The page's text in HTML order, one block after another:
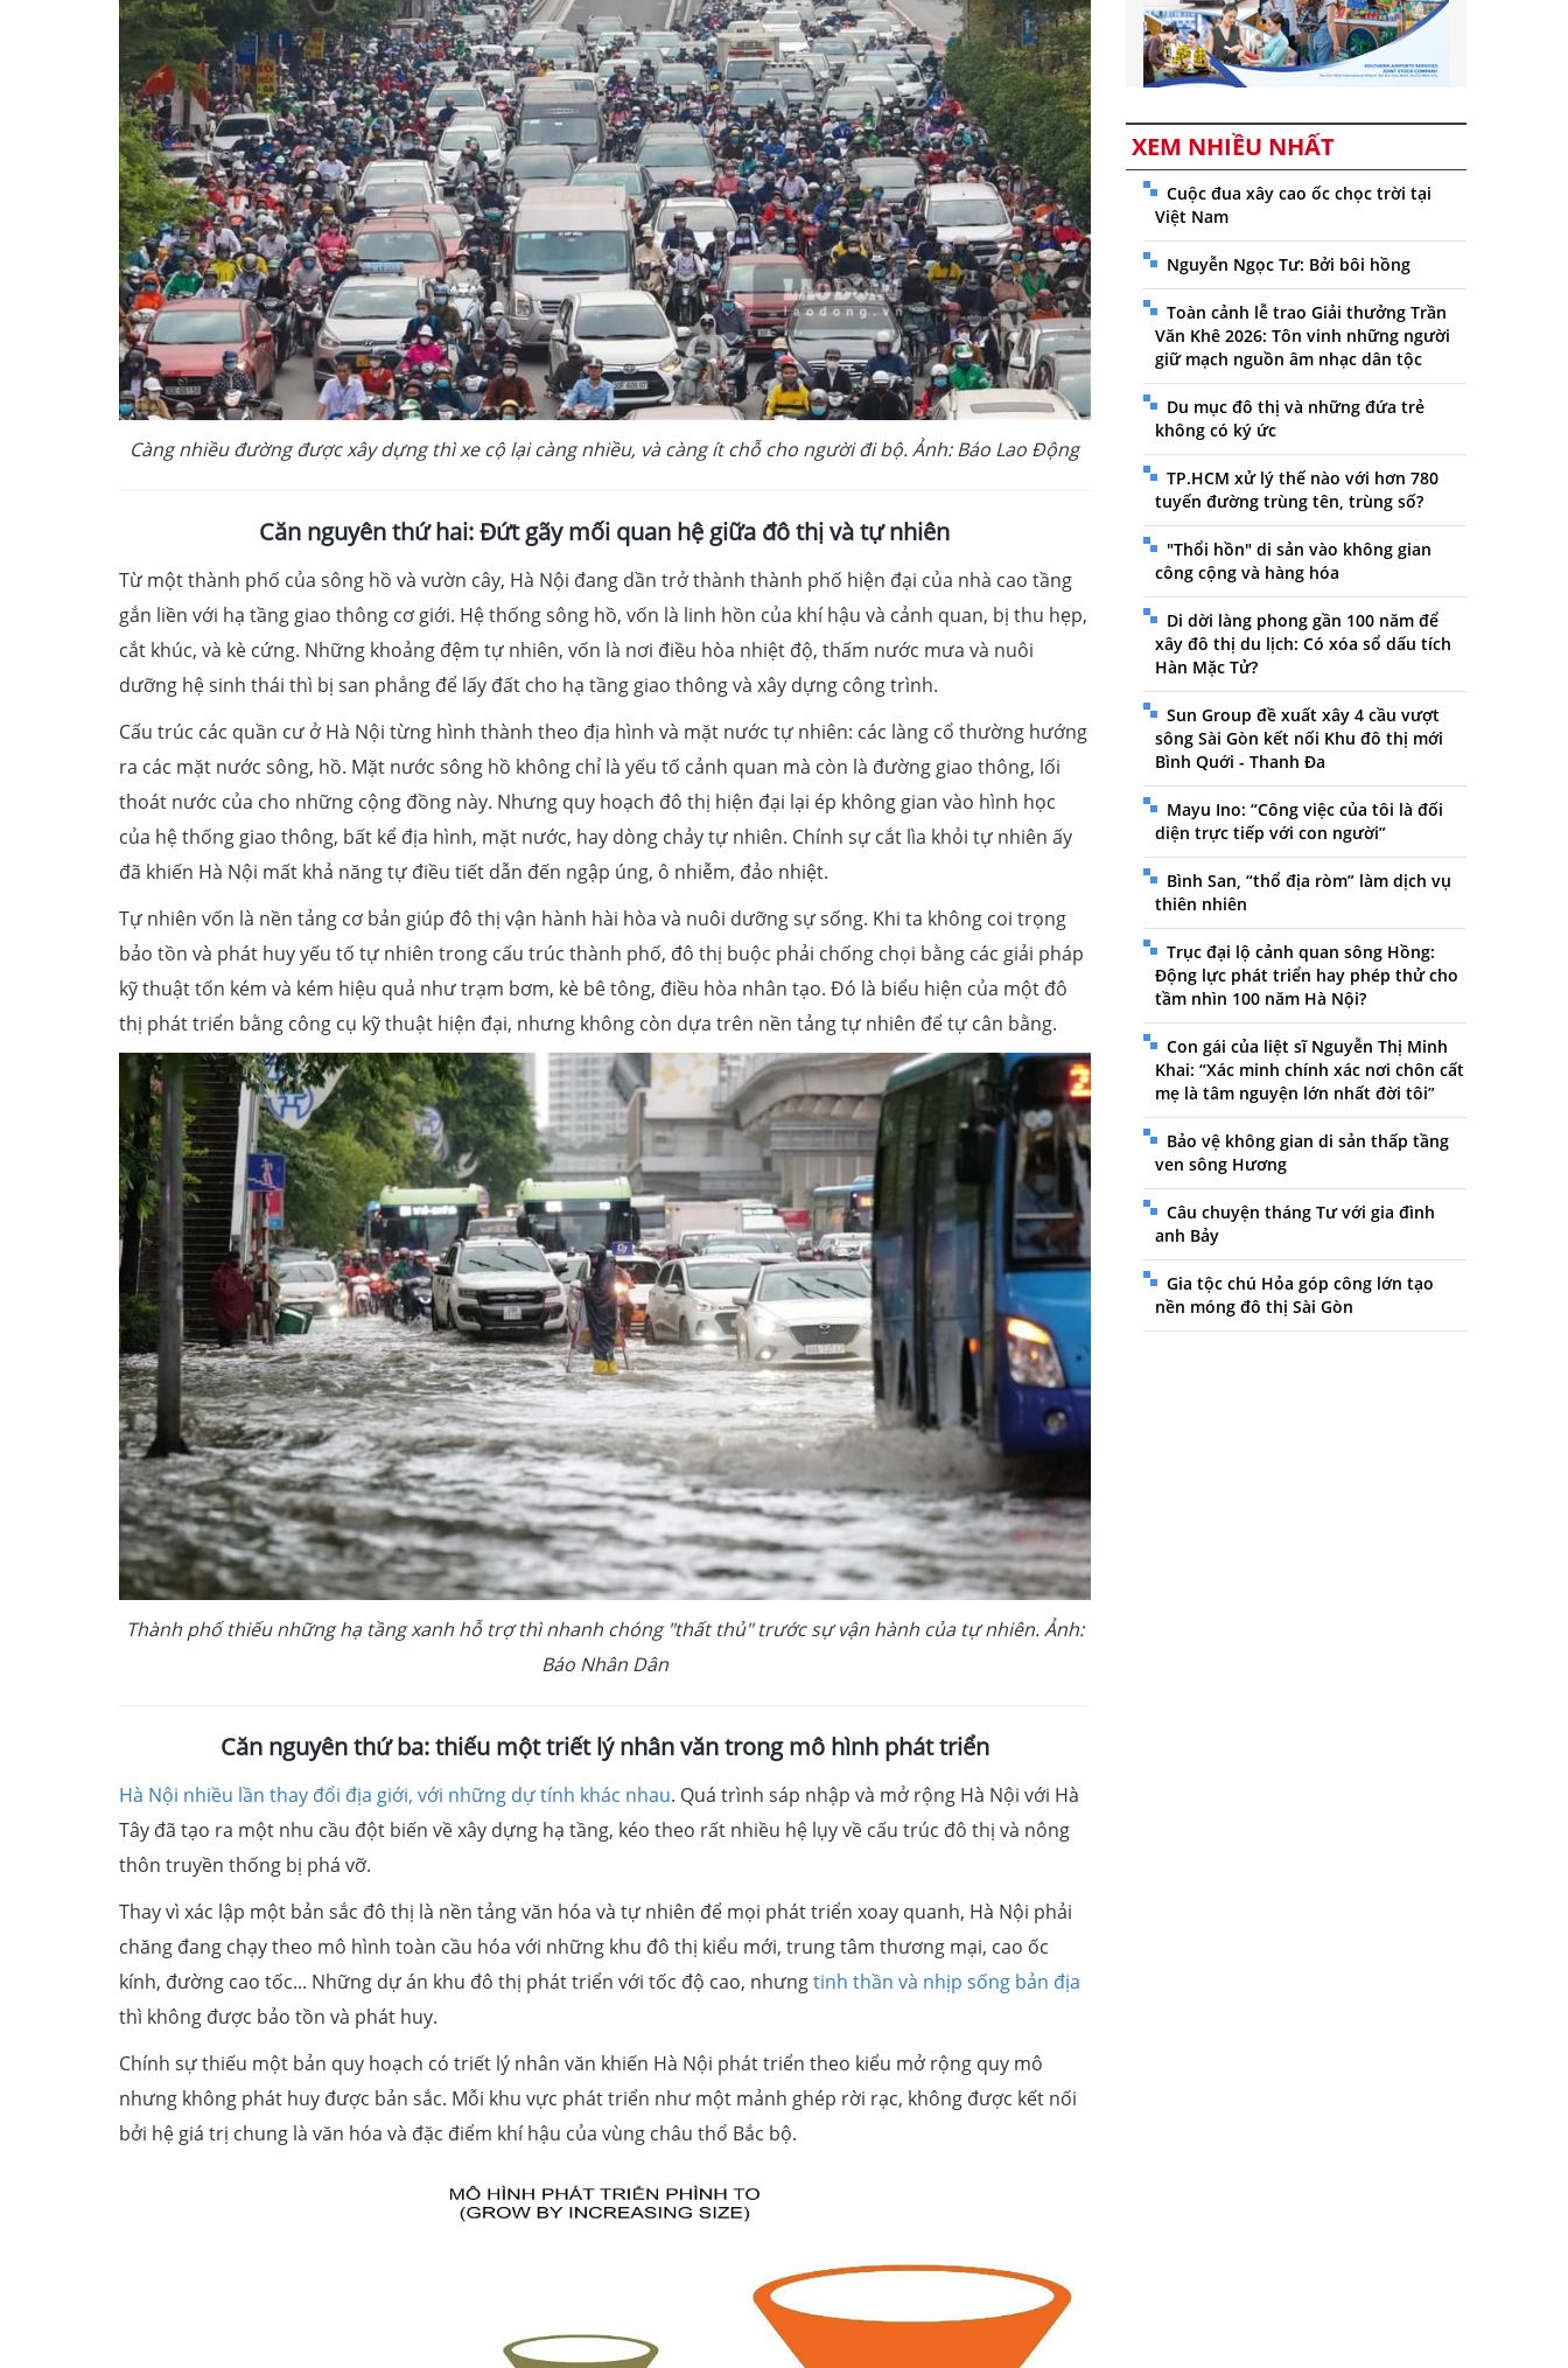
Càng nhiều đường được xây dựng thì xe cộ lại càng nhiều, và càng ít chỗ cho người đi bộ. Ảnh: Báo Lao Động
Căn nguyên thứ hai: Đứt gãy mối quan hệ giữa đô thị và tự nhiên
Từ một thành phố của sông hồ và vườn cây, Hà Nội đang dần trở thành thành phố hiện đại của nhà cao tầng
gắn liền với hạ tầng giao thông cơ giới. Hệ thống sông hồ, vốn là linh hồn của khí hậu và cảnh quan, bị thu hẹp,
cắt khúc, và kè cứng. Những khoảng đệm tự nhiên, vốn là nơi điều hòa nhiệt độ, thấm nước mưa và nuôi
dưỡng hệ sinh thái thì bị san phẳng để lấy đất cho hạ tầng giao thông và xây dựng công trình.
Cấu trúc các quần cư ở Hà Nội từng hình thành theo địa hình và mặt nước tự nhiên: các làng cổ thường hướng
ra các mặt nước sông, hồ. Mặt nước sông hồ không chỉ là yếu tố cảnh quan mà còn là đường giao thông, lối
thoát nước của cho những cộng đồng này. Nhưng quy hoạch đô thị hiện đại lại ép không gian vào hình học
của hệ thống giao thông, bất kể địa hình, mặt nước, hay dòng chảy tự nhiên. Chính sự cắt lìa khỏi tự nhiên ấy
đã khiến Hà Nội mất khả năng tự điều tiết dẫn đến ngập úng, ô nhiễm, đảo nhiệt.
Tự nhiên vốn là nền tảng cơ bản giúp đô thị vận hành hài hòa và nuôi dưỡng sự sống. Khi ta không coi trọng
bảo tồn và phát huy yếu tố tự nhiên trong cấu trúc thành phố, đô thị buộc phải chống chọi bằng các giải pháp
kỹ thuật tốn kém và kém hiệu quả như trạm bơm, kè bê tông, điều hòa nhân tạo. Đó là biểu hiện của một đô
thị phát triển bằng công cụ kỹ thuật hiện đại, nhưng không còn dựa trên nền tảng tự nhiên để tự cân bằng.
Thành phố thiếu những hạ tầng xanh hỗ trợ thì nhanh chóng "thất thủ" trước sự vận hành của tự nhiên. Ảnh:
Báo Nhân Dân
Căn nguyên thứ ba: thiếu một triết lý nhân văntrong mô hình phát triển
Hà Nội nhiều lần thay đổi địa giới, với những dự tính khác nhau. Quá trình sáp nhập và mở rộng Hà Nội với Hà
Tây đã tạo ra một nhu cầu đột biến về xây dựng hạ tầng, kéo theo rất nhiều hệ lụy về cấu trúc đô thị và nông
thôn truyền thống bị phá vỡ.
Thay vì xác lập một bản sắc đô thị là nền tảng văn hóa và tự nhiên để mọi phát triển xoay quanh, Hà Nội phải
chăng đang chạy theo mô hình toàn cầu hóa với những khu đô thị kiểu mới, trung tâm thương mại, cao ốc
kính, đường cao tốc... Những dự án khu đô thị phát triển với tốc độ cao, nhưngtinh thần và nhịp sống bản địa
thì không được bảo tồn và phát huy.
Chính sự thiếu một bản quy hoạch có triết lý nhân văn khiến Hà Nội phát triển theo kiểu mở rộng quy mô
nhưng không phát huy được bản sắc. Mỗi khu vực phát triển như một mảnh ghép rời rạc, không được kết nối
bởi hệ giá trị chung là văn hóa và đặc điểm khí hậu của vùng châu thổ Bắc bộ.
XEM NHIỀU NHẤT
Cuộc đua xây cao ốc chọc trời tại
Việt Nam
Nguyễn Ngọc Tư: Bởi bôi hồng
Toàn cảnh lễ trao Giải thưởng Trần
Văn Khê 2026: Tôn vinh những người
giữ mạch nguồn âm nhạc dân tộc
Du mục đô thị và những đứa trẻ
không có ký ức
TP.HCM xử lý thế nào với hơn 780
tuyến đường trùng tên, trùng số?
"Thổi hồn" di sản vào không gian
công cộng và hàng hóa
Di dời làng phong gần 100 năm để
xây đô thị du lịch: Có xóa sổ dấu tích
Hàn Mặc Tử?
Sun Group đề xuất xây 4 cầu vượt
sông Sài Gòn kết nối Khu đô thị mới
Bình Quới - Thanh Đa
Mayu Ino: “Công việc của tôi là đối
diện trực tiếp với con người”
Bình San, “thổ địa ròm” làm dịch vụ
thiên nhiên
Trục đại lộ cảnh quan sông Hồng:
Động lực phát triển hay phép thử cho
tầm nhìn 100 năm Hà Nội?
Con gái của liệt sĩ Nguyễn Thị Minh
Khai: “Xác minh chính xác nơi chôn cất
mẹ là tâm nguyện lớn nhất đời tôi”
Bảo vệ không gian di sản thấp tầng
ven sông Hương
Câu chuyện tháng Tư với gia đình
anh Bảy
Gia tộc chú Hỏa góp công lớn tạo
nền móng đô thị Sài Gòn